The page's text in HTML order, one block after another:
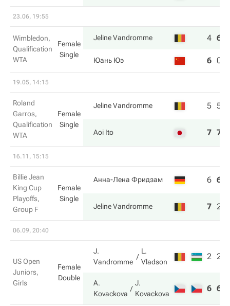
23.06, 19:55
Wimbledon,
Qualification
WTA
Female
Single
Jeline Vandromme 4 6
Юань Юэ 6 0
19.05, 14:15
Roland
Garros,
Qualification
WTA
Female
Single
Jeline Vandromme 5 5
Aoi Ito 7 7
16.11, 15:15
Billie Jean
King Cup
Playoffs,
Group F
Female
Single
Анна-Лена Фридзам 6 6
Jeline Vandromme 7 2
06.09, 20:40
US Open
Juniors,
Girls
Female
Double
J.
Vandromme
L.
Vladson
2 2
A.
Kovackova
J.
Kovackova
6 6